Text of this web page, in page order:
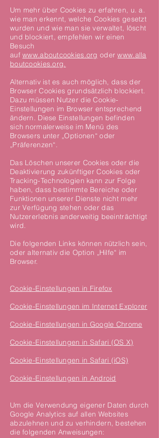
Um mehr über Cookies zu erfahren, u. a.
wie man erkennt, welche Cookies gesetzt
wurden und wie man sie verwaltet, löscht
und blockiert, empfehlen wir einen
Besuch
aufwww.aboutcookies.org oderwww.alla
boutcookies.org.
Alternativ ist es auch möglich, dass der
Browser Cookies grundsätzlich blockiert.
Dazu müssen Nutzer die Cookie-
Einstellungen im Browser entsprechend
ändern. Diese Einstellungen befinden
sich normalerweise im Menü des
Browsers unter „Optionen“ oder
„Präferenzen“.
Das Löschen unserer Cookies oder die
Deaktivierung zukünftiger Cookies oder
Tracking-Technologien kann zur Folge
haben, dass bestimmte Bereiche oder
Funktionen unserer Dienste nicht mehr
zur Verfügung stehen oder das
Nutzererlebnis anderweitig beeinträchtigt
wird.
Die folgenden Links können nützlich sein,
oder alternativ die Option „Hilfe“ im
Browser.
Cookie-Einstellungen in Firefox
Cookie-Einstellungen im Internet Explorer
Cookie-Einstellungen in Google Chrome
Cookie-Einstellungen in Safari (OS X)
Cookie-Einstellungen in Safari (iOS)
Cookie-Einstellungen in Android
Um die Verwendung eigener Daten durch
Google Analytics auf allen Websites
abzulehnen und zu verhindern, bestehen
die folgenden Anweisungen: